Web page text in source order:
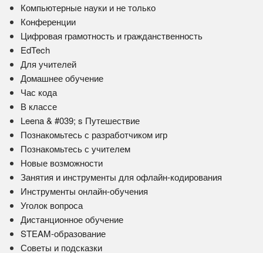
Компьютерные науки и не только
Конференции
Цифровая грамотность и гражданственность
EdTech
Для учителей
Домашнее обучение
Час кода
В классе
Leena & #039; s Путешествие
Познакомьтесь с разработчиком игр
Познакомьтесь с учителем
Новые возможности
Занятия и инструменты для офлайн-кодирования
Инструменты онлайн-обучения
Уголок вопроса
Дистанционное обучение
STEAM-образование
Советы и подсказки